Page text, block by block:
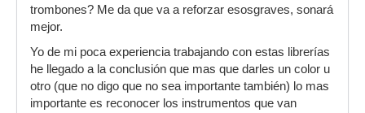
trombones? Me da que va a reforzar esosgraves, sonará
mejor.
Yo de mi poca experiencia trabajando con estas librerías
he llegado a la conclusión que mas que darles un color u
otro (que no digo que no sea importante también) lo mas
importante es reconocer los instrumentos que van